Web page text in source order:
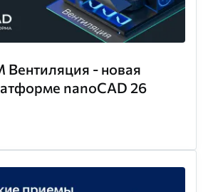
Вентиляция - новая
nanoCAD 26